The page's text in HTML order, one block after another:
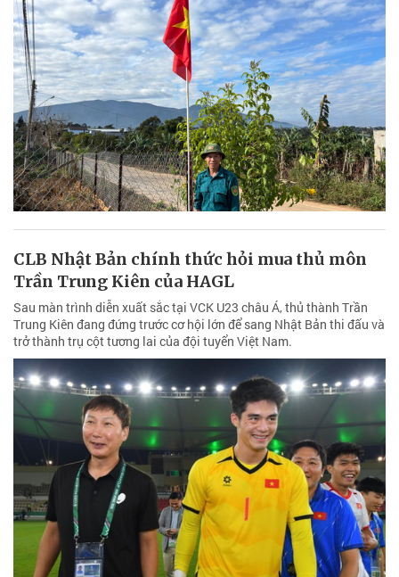
CLB Nhật Bản chính thức hỏi mua thủ môn
Trần Trung Kiên của HAGL
Sau màn trình diễn xuất sắc tại VCK U23 châu Á, thủ thành Trần
Trung Kiên đang đứng trước cơ hội lớn để sang Nhật Bản thi đấu và
trở thành trụ cột tương lai của đội tuyển Việt Nam.